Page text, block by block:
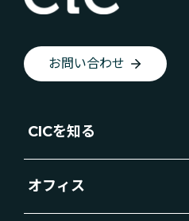
お問い合わせ
CICを知る
オフィス